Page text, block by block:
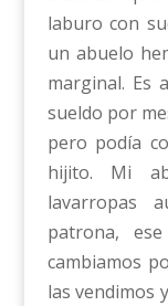
laburo con
un abuelo
marginal. Es
sueldo por
pero podía
hijito. Mi
lavarropas
patrona,
cambiamos
las vendimos